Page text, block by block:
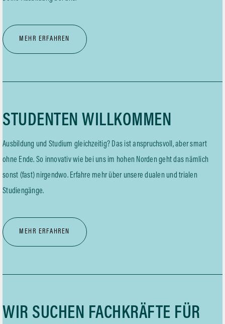
MEHR ERFAHREN
STUDENTEN WILLKOMMEN
Ausbildung und Studium gleichzeitig? Das ist anspruchsvoll, aber smart
ohne Ende. So innovativ wie bei uns im hohen Norden geht das nämlich
sonst (fast) nirgendwo. Erfahre mehr über unsere dualen und trialen
Studiengänge.
MEHR ERFAHREN
WIR SUCHEN FACHKRÄFTE FÜR